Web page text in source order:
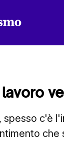
spesso c'è
che